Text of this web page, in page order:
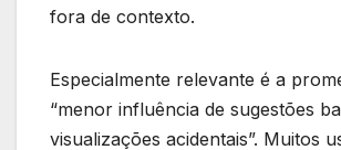
fora de contexto.
Especialmente relevante é a
“menor influência de sugestões
visualizações acidentais”. Muitos